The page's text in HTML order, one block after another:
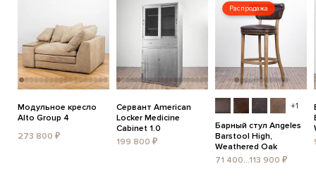
Модульное кресло
Alto Group 4
273 800 ₽
Сервант American
Locker Medicine
Cabinet 1.0
199 800 ₽
Распродажа
+1
Барный стул Angeles
Barstool High,
Weathered Oak
71 400...113 900 ₽